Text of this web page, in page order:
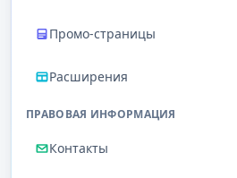
Промо-страницы
Расширения
ПРАВОВАЯ ИНФОРМАЦИЯ
Контакты